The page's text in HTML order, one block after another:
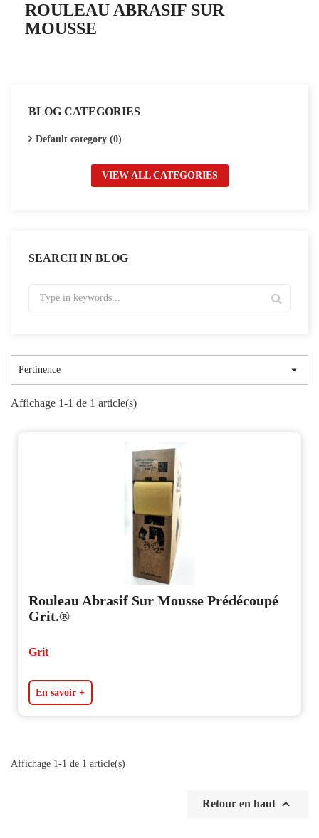
ROULEAU ABRASIF SUR
MOUSSE
BLOG CATEGORIES
Default category (0)
VIEW ALL CATEGORIES
SEARCH IN BLOG
Pertinence 
Affichage 1-1 de 1 article(s)
Rouleau Abrasif Sur Mousse Prédécoupé
Grit.®
Grit
En savoir +
Affichage 1-1 de 1 article(s)
Retour en haut 